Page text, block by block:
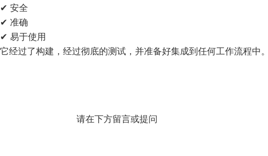
✔ 安全
✔ 准确
✔ 易于使用
它经过了构建，经过彻底的测试，并准备好集成到任何工作流程中。
请在下方留言或提问